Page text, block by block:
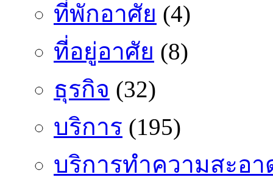
ที่พักอาศัย (4)
ที่อยู่อาศัย (8)
ธุรกิจ (32)
บริการ (195)
บริการทำความสะอา